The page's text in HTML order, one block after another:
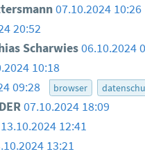
07.10.2024 10:26
20:52
Scharwies06.10.2024
10:18
09:28 browser
07.10.2024 18:09
13.10.2024 12:41
13:21